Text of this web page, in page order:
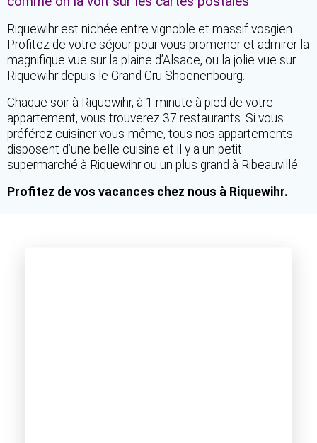
Riquewihr est nichée entre vignoble et massif vosgien.
Profitez de votre séjour pour vous promener et admirer la
magnifique vue sur la plaine d’Alsace, ou la jolie vue sur
Riquewihr depuis le Grand Cru Shoenenbourg.
Chaque soir à Riquewihr, à 1 minute à pied de votre
appartement, vous trouverez 37 restaurants. Si vous
préférez cuisiner vous-même, tous nos appartements
disposent d’une belle cuisine et il y a un petit
supermarché à Riquewihr ou un plus grand à Ribeauvillé.
Profitez de vos vacances chez nous à Riquewihr.